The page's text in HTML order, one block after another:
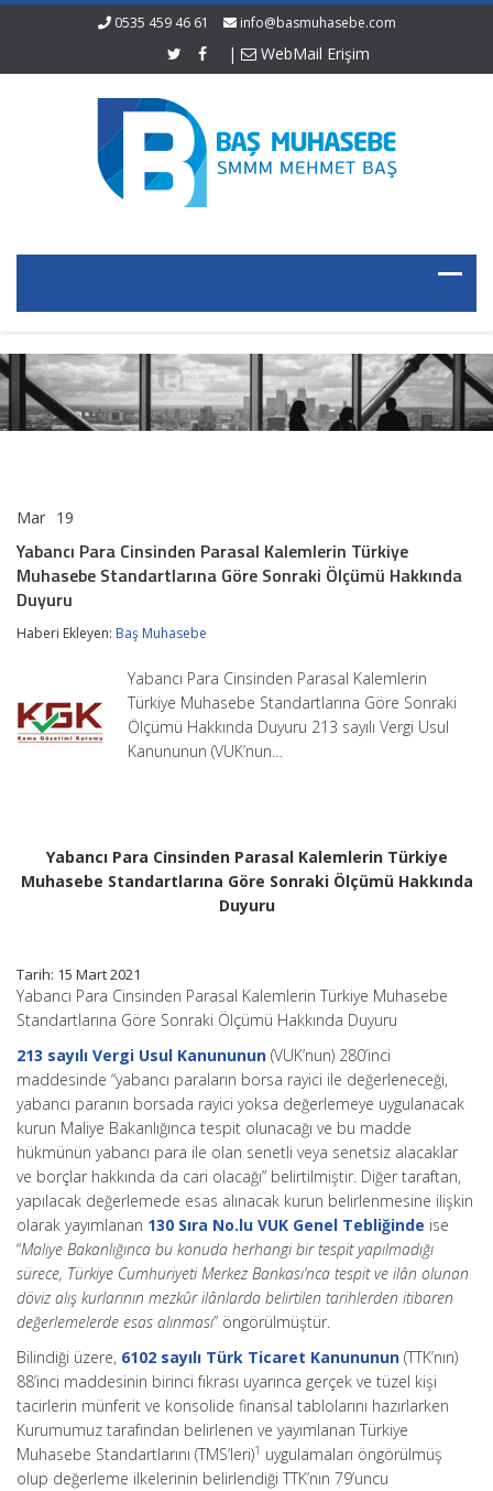
0535 459 46 61 info@basmuhasebe.com
| WebMail Erişim
Mar 19
Cinsinden
Parasal
Muhasebe
Sonraki
Ölçümü
Hakkında
Duyuru
Yabancı Para Cinsinden Parasal Kalemlerin Türkiye
Muhasebe Standartlarına Göre Sonraki Ölçümü Hakkında
Duyuru
Haberi Ekleyen: Baş Muhasebe
Yabancı Para Cinsinden Parasal Kalemlerin
Türkiye Muhasebe Standartlarına Göre Sonraki
Ölçümü Hakkında Duyuru 213 sayılı Vergi Usul
Kanununun (VUK’nun…
Yabancı Para Cinsinden Parasal Kalemlerin Türkiye
Muhasebe Standartlarına Göre Sonraki Ölçümü Hakkında
Duyuru
Tarih: 15 Mart 2021
Yabancı Para Cinsinden Parasal Kalemlerin Türkiye Muhasebe
Standartlarına Göre Sonraki Ölçümü Hakkında Duyuru
213 sayılı Vergi Usul Kanununun (VUK’nun) 280’inci
maddesinde “yabancı paraların borsa rayici ile değerleneceği,
yabancı paranın borsada rayici yoksa değerlemeye uygulanacak
kurun Maliye Bakanlığınca tespit olunacağı ve bu madde
hükmünün yabancı para ile olan senetli veya senetsiz alacaklar
ve borçlar hakkında da cari olacağı” belirtilmiştir. Diğer taraftan,
yapılacak değerlemede esas alınacak kurun belirlenmesine ilişkin
olarak yayımlanan 130 Sıra No.lu VUK Genel Tebliğinde ise
“Maliye Bakanlığınca bu konuda herhangi bir tespit yapılmadığı
sürece, Türkiye Cumhuriyeti Merkez Bankası’nca tespit ve ilân olunan
döviz alış kurlarının mezkûr ilânlarda belirtilen tarihlerden itibaren
değerlemelerde esas alınması” öngörülmüştür.
Bilindiği üzere, 6102 sayılı Türk Ticaret Kanununun (TTK’nın)
88’inci maddesinin birinci fıkrası uyarınca gerçek ve tüzel kişi
tacirlerin münferit ve konsolide finansal tablolarını hazırlarken
Kurumumuz tarafından belirlenen ve yayımlanan Türkiye
Muhasebe Standartlarını (TMS’leri)1 uygulamaları öngörülmüş
olup değerleme ilkelerinin belirlendiği TTK’nın 79’uncu